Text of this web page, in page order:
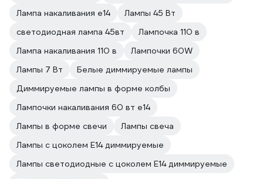
Лампа накаливания е14
Лампы 45 Вт
светодиодная лампа 45вт
Лампочка 110 в
Лампа накаливания 110 в
Лампочки 60W
Лампы 7 Вт
Белые диммируемые лампы
Диммируемые лампы в форме колбы
Лампочки накаливания 60 вт е14
Лампы в форме свечи
Лампы свеча
Лампы с цоколем Е14 диммируемые
Лампы светодиодные с цоколем Е14 диммируемые